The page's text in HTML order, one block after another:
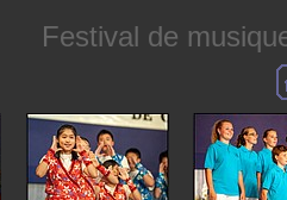
Festival de